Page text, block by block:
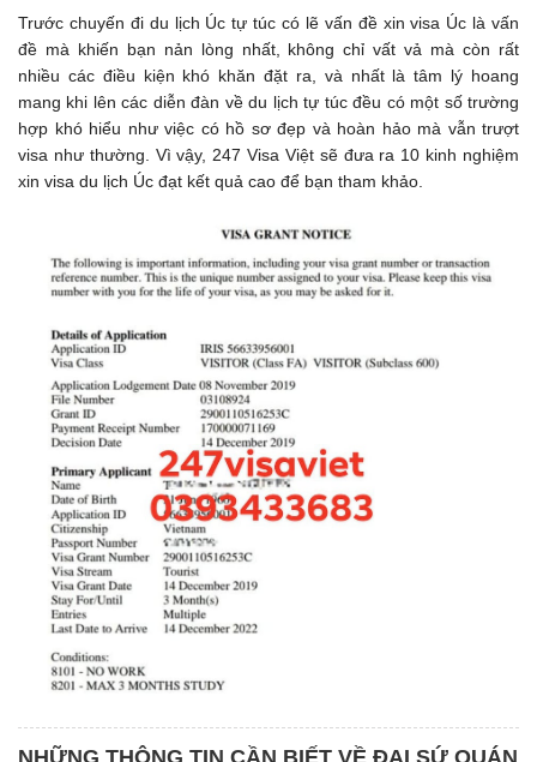
Trước chuyến đi du lịch Úc tự túc có lẽ vấn đề xin visa Úc là vấn
đề mà khiến bạn nản lòng nhất, không chỉ vất vả mà còn rất
nhiều các điều kiện khó khăn đặt ra, và nhất là tâm lý hoang
mang khi lên các diễn đàn về du lịch tự túc đều có một số trường
hợp khó hiểu như việc có hồ sơ đẹp và hoàn hảo mà vẫn trượt
visa như thường. Vì vậy, 247 Visa Việt sẽ đưa ra 10 kinh nghiệm
xin visa du lịch Úc đạt kết quả cao để bạn tham khảo.